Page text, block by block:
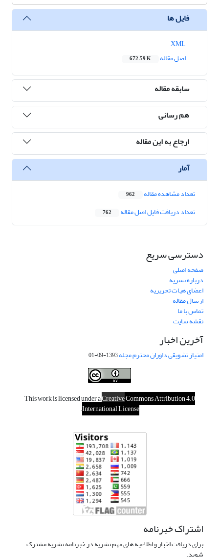
فایل ها
اصل مقاله
672.59 K
سابقه مقاله
هم رسانی
ارجاع به این مقاله
آمار
تعداد مشاهده مقاله 962
تعداد دریافت فایل اصل مقاله 762
دسترسی سریع
صفحه اصلی
درباره نشریه
اعضای هیات تحریریه
ارسال مقاله
تماس با ما
نقشه سایت
آخرین اخبار
امتیاز تشویقی داوران محترم مجله1393-09-01
This work is licensed under aCreativeCommons Attribution 4.0
International License
.
اشتراک خبرنامه
برای دریافت اخبار و اطلاعیه های مهم نشریه در خبرنامه نشریه مشترک